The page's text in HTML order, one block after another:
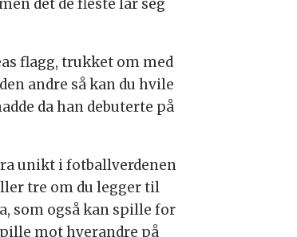
det de fleste lar seg
flagg, trukket om med
andre så kan du hvile
da han debuterte på
unikt i fotballverdenen
tre om du legger til
som også kan spille for
mot hverandre på